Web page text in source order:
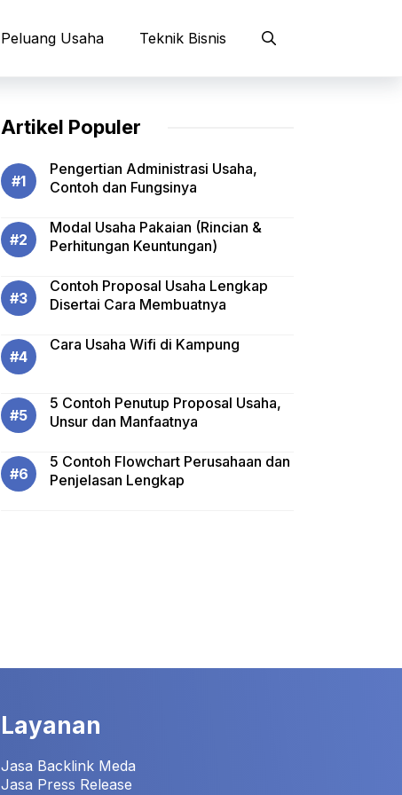
Peluang Usaha Teknik Bisnis
Artikel Populer
Pengertian Administrasi Usaha,
Contoh dan Fungsinya
Modal Usaha Pakaian (Rincian &
Perhitungan Keuntungan)
Contoh Proposal Usaha Lengkap
Disertai Cara Membuatnya
Cara Usaha Wifi di Kampung
5 Contoh Penutup Proposal Usaha,
Unsur dan Manfaatnya
5 Contoh Flowchart Perusahaan dan
Penjelasan Lengkap
Layanan
Jasa Backlink Meda
Jasa Press Release